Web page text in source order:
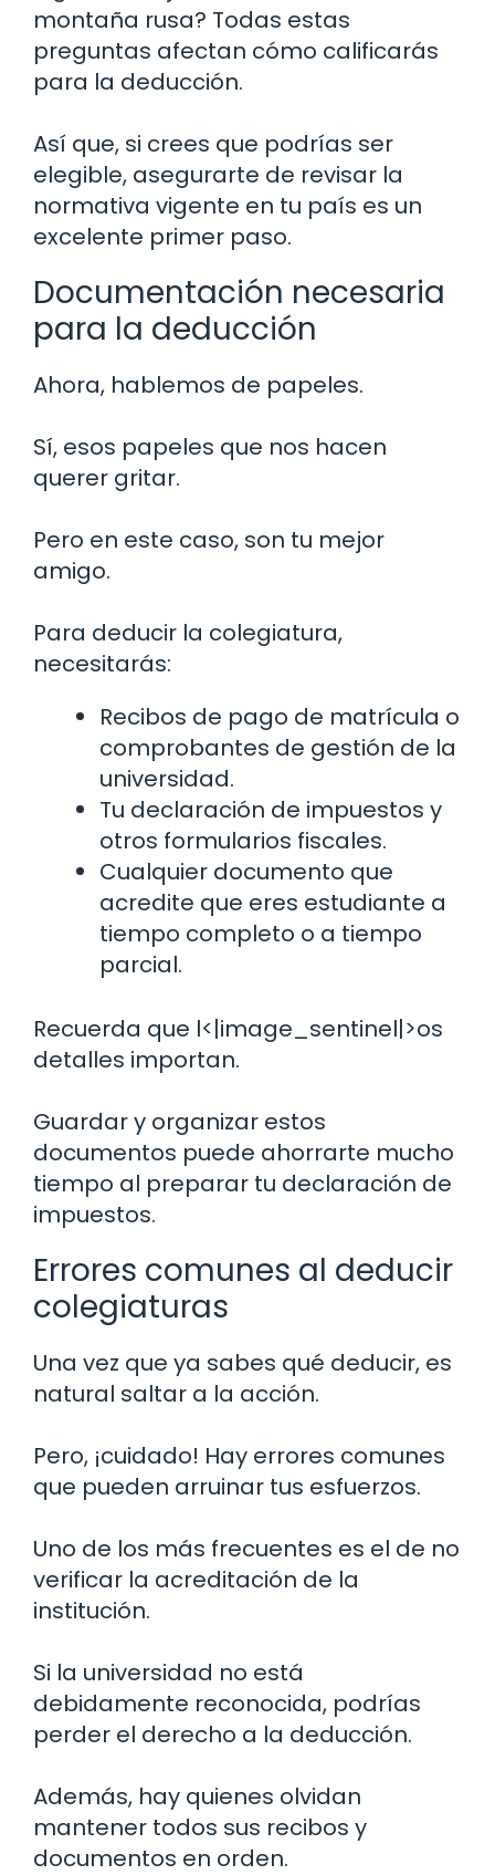
montaña rusa? Todas estas
preguntas afectan cómo calificarás
para la deducción.
Así que, si crees que podrías ser
elegible, asegurarte de revisar la
normativa vigente en tu país es un
excelente primer paso.
Documentación necesaria
para la deducción
Ahora, hablemos de papeles.
Sí, esos papeles que nos hacen
querer gritar.
Pero en este caso, son tu mejor
amigo.
Para deducir la colegiatura,
necesitarás:
Recibos de pago de matrícula o
comprobantes de gestión de la
universidad.
Tu declaración de impuestos y
otros formularios fiscales.
Cualquier documento que
acredite que eres estudiante a
tiempo completo o a tiempo
parcial.
Recuerda que l<|image_sentinel|>os
detalles importan.
Guardar y organizar estos
documentos puede ahorrarte mucho
tiempo al preparar tu declaración de
impuestos.
Errores comunes al deducir
colegiaturas
Una vez que ya sabes qué deducir, es
natural saltar a la acción.
Pero, ¡cuidado! Hay errores comunes
que pueden arruinar tus esfuerzos.
Uno de los más frecuentes es el de no
verificar la acreditación de la
institución.
Si la universidad no está
debidamente reconocida, podrías
perder el derecho a la deducción.
Además, hay quienes olvidan
mantener todos sus recibos y
documentos en orden.